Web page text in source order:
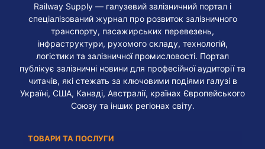
Railway Supply — галузевий залізничний портал і
спеціалізований журнал про розвиток залізничного
транспорту, пасажирських перевезень,
інфраструктури, рухомого складу, технологій,
логістики та залізничної промисловості. Портал
публікує залізничні новини для професійної аудиторії та
читачів, які стежать за ключовими подіями галузі в
Україні, США, Канаді, Австралії, країнах Європейського
Союзу та інших регіонах світу.
ТОВАРИ ТА ПОСЛУГИ